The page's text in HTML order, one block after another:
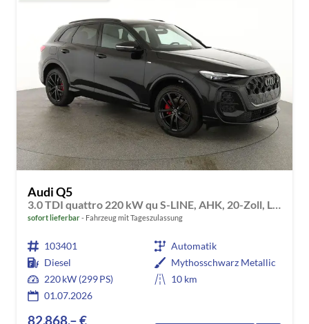
Audi Q5
sofort lieferbar Fahrzeug mit Tageszulassung
103401
Automatik
Diesel
Mythosschwarz Metallic
220 kW (299 PS)
10 km
01.07.2026
82.868,– €